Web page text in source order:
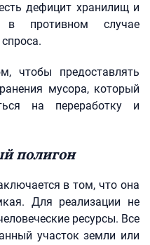
дефицит хранилищ и
противном случае
чтобы предоставлять
мусора, который
на переработку и
полигон
в том, что она
Для реализации не
ресурсы. Все
участок земли или